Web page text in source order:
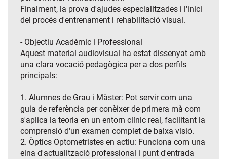
Finalment, la prova d'ajudes especialitzades i l'inici
del procés d'entrenament i rehabilitació visual.
- Objectiu Acadèmic i Professional
Aquest material audiovisual ha estat dissenyat amb
una clara vocació pedagògica per a dos perfils
principals:
1. Alumnes de Grau i Màster: Pot servir com una
guia de referència per conèixer de primera mà com
s'aplica la teoria en un entorn clínic real, facilitant la
comprensió d'un examen complet de baixa visió.
2. Òptics Optometristes en actiu: Funciona com una
eina d'actualització professional i punt d'entrada